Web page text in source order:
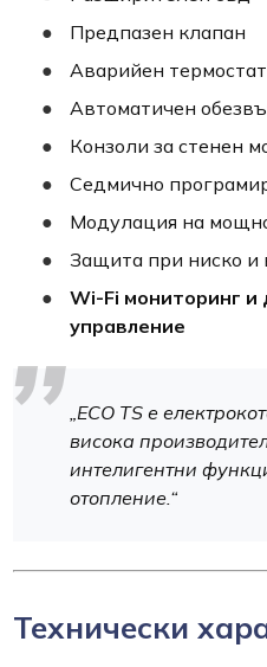
Предпазен клапан
Аварийен термостат
Автоматичен
Конзоли за стенен
Седмично
Модулация на
Защита при ниско и
Wi-Fi мониторинг и
управление
„ECO TS е
висока
интелигентни
отопление.“
Технически